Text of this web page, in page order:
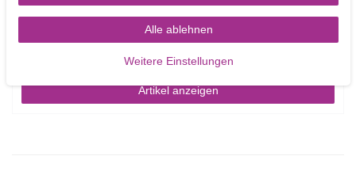
Großbuchstaben Ausstecher mit Schlüssel Set
Artikel anzeigen
Alle ablehnen
Weitere Einstellungen